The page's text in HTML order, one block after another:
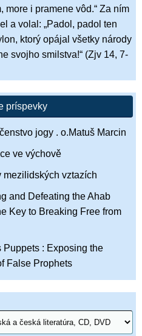
more i pramene vôd.“ Za ním
a volal: „Padol, padol ten
ktorý opájal všetky národy
svojho smilstva!“ (Zjv 14, 7-
príspevky
jogy . o.Matuš Marcin
ve výchově
mezilidských vztazích
and Defeating the Ahab
Key to Breaking Free from
Puppets : Exposing the
False Prophets